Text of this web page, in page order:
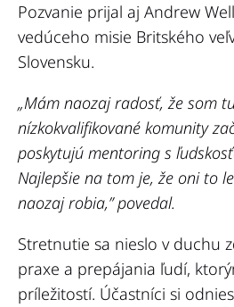
Pozvanie prijal aj Andrew
vedúceho misie Britského
Slovensku.
„Mám naozaj radosť, že som
nízkokvalifikované komunity
poskytujú mentoring s ľudskosť
Najlepšie na tom je, že oni to
naozaj robia,” povedal.
Stretnutie sa nieslo v duchu
praxe a prepájania ľudí,
príležitostí. Účastníci si